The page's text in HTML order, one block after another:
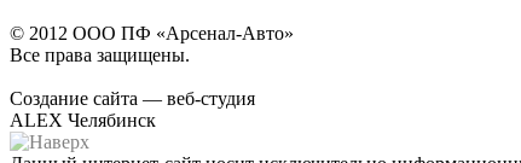
© 2012 ООО ПФ «Арсенал-Авто»
Все права защищены.
Создание сайта — веб-студия
ALEX Челябинск